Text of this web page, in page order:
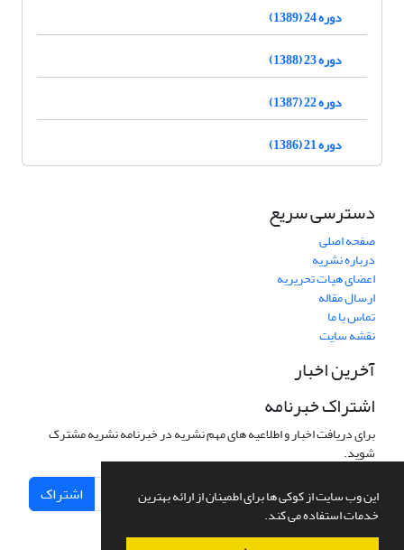
این وب سایت از کوکی ها برای اطمینان از ارائه بهترین
خدمات استفاده می کند.
دوره 24 (1389)
دوره 23 (1388)
دوره 22 (1387)
دوره 21 (1386)
دسترسی سریع
صفحه اصلی
درباره نشریه
اعضای هیات تحریریه
ارسال مقاله
تماس با ما
نقشه سایت
آخرین اخبار
اشتراک خبرنامه
برای دریافت اخبار و اطلاعیه های مهم نشریه در خبرنامه نشریه مشترک
شوید.
اشتراک